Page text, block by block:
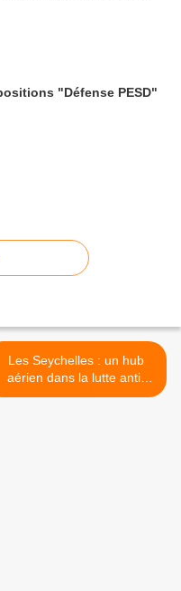
"Défense PESD"
Les Seychelles : un hub
aérien dans la lutte anti-
pirates >